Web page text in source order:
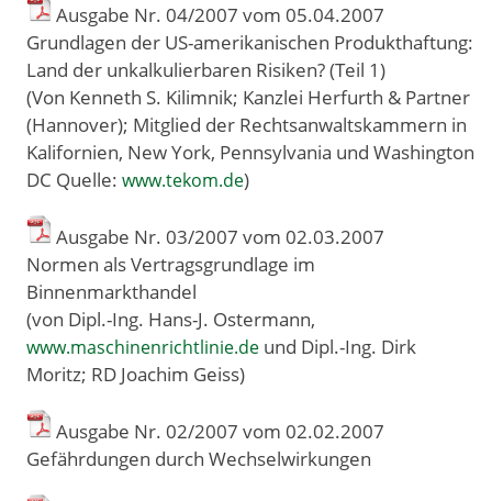
Ausgabe Nr. 04/2007 vom 05.04.2007
Grundlagen der US-amerikanischen Produkthaftung:
Land der unkalkulierbaren Risiken? (Teil 1)
(Von Kenneth S. Kilimnik; Kanzlei Herfurth & Partner
(Hannover); Mitglied der Rechtsanwaltskammern in
Kalifornien, New York, Pennsylvania und Washington
DC Quelle: www.tekom.de)
Ausgabe Nr. 03/2007 vom 02.03.2007
Normen als Vertragsgrundlage im
Binnenmarkthandel
(von Dipl.-Ing. Hans-J. Ostermann,
www.maschinenrichtlinie.de und Dipl.-Ing. Dirk
Moritz; RD Joachim Geiss)
Ausgabe Nr. 02/2007 vom 02.02.2007
Gefährdungen durch Wechselwirkungen